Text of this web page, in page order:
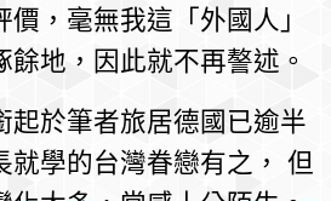
，毫無我這「外國人」
餘地，因此就不再謷述。
起於筆者旅居德國已逾半
就學的台灣眷戀有之， 但